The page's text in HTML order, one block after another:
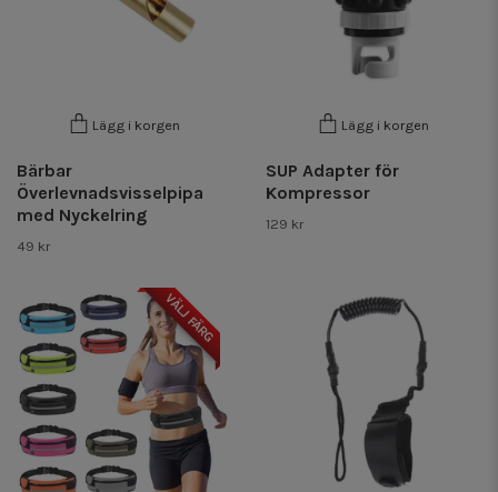
Lägg i korgen
Bärbar
Överlevnadsvisselpipa
med Nyckelring
49 kr
Lägg i korgen
SUP Adapter för
Kompressor
129 kr
VÄLJ FÄRG